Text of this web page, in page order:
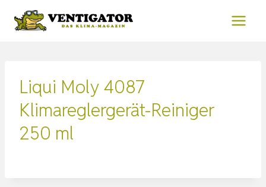
Inhalt
Liqui Moly 4087
Klimareglergerät-Reiniger
250 ml